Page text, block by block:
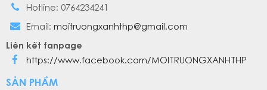
Hotline: 0764234241
Email: moitruongxanhthp@gmail.com
Liên kết fanpage
https://www.facebook.com/MOITRUONGXANHTHP
SẢN PHẨM